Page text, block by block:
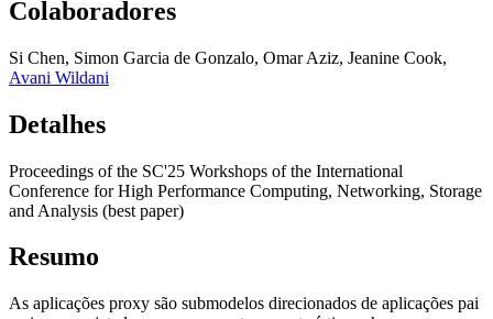
Colaboradores
Si Chen, Simon Garcia de Gonzalo, Omar Aziz, Jeanine Cook,
Avani Wildani
Detalhes
Proceedings of the SC'25 Workshops of the International
Conference for High Performance Computing, Networking, Storage
and Analysis (best paper)
Resumo
As aplicações proxy são submodelos direcionados de aplicações pai